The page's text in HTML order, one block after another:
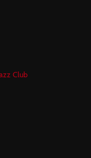
Club